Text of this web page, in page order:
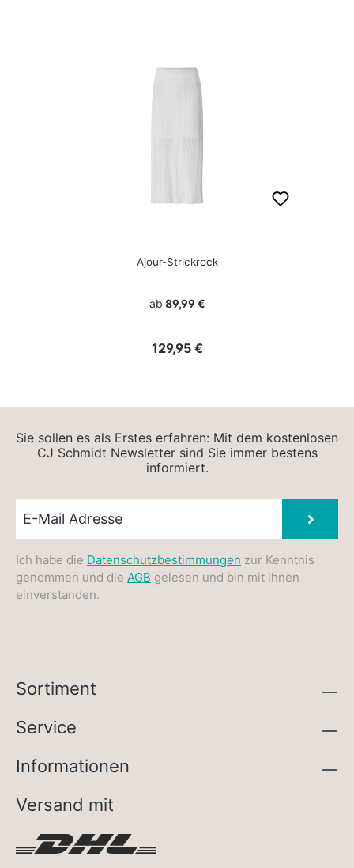
Ajour-Strickrock
ab 89,99 €
Regulärer Preis:
129,95 €
Sie sollen es als Erstes erfahren: Mit dem kostenlosen
CJ Schmidt Newsletter sind Sie immer bestens
informiert.
Ich habe die Datenschutzbestimmungen zur Kenntnis
genommen und die AGB gelesen und bin mit ihnen
einverstanden.
Sortiment
Service
Informationen
Versand mit